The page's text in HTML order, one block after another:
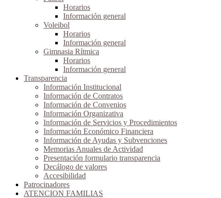
Horarios
Información general
Voleibol
Horarios
Información general
Gimnasia Rítmica
Horarios
Información general
Transparencia
Información Institucional
Información de Contratos
Información de Convenios
Información Organizativa
Información de Servicios y Procedimientos
Información Económico Financiera
Información de Ayudas y Subvenciones
Memorias Anuales de Actividad
Presentación formulario transparencia
Decálogo de valores
Accesibilidad
Patrocinadores
ATENCION FAMILIAS